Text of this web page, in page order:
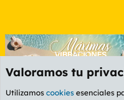
Valoramos tu
Utilizamos cookies esenciales